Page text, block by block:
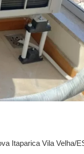
Itaparica Vila Velha/